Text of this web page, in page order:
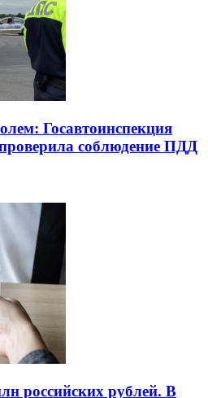
Госавтоинспекция
соблюдение ПДД
российских рублей. В